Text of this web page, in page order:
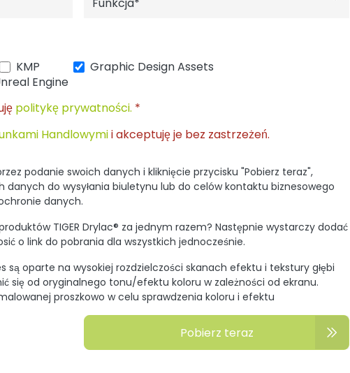
KMP
Graphic Design Assets
Engine
politykę prywatności. *
Handlowymii akceptuję je bez zastrzeżeń.
podanie swoich danych i kliknięcie przycisku "Pobierz teraz",
do wysyłania biuletynu lub do celów kontaktu biznesowego
danych.
TIGER Drylac® za jednym razem? Następnie wystarczy dodać
o link do pobrania dla wszystkich jednocześnie.
są oparte na wysokiej rozdzielczości skanach efektu i tekstury głębi
się od oryginalnego tonu/efektu koloru w zależności od ekranu.
proszkowo w celu sprawdzenia koloru i efektu
Pobierz teraz